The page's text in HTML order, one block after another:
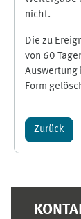
nicht.
Die zu
von 60
Form
Zurück